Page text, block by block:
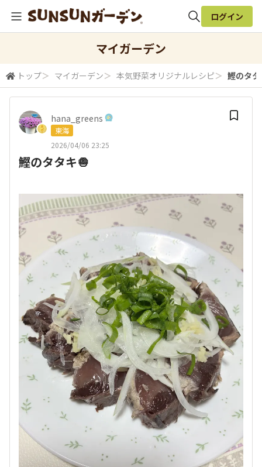
検索
ログイン
マイガーデン
トップ＞ マイガーデン＞ 本気野菜オリジナルレシピ＞ 鰹のタ
hana_greens
東海
2026/04/06 23:25
鰹のタタキ🧅